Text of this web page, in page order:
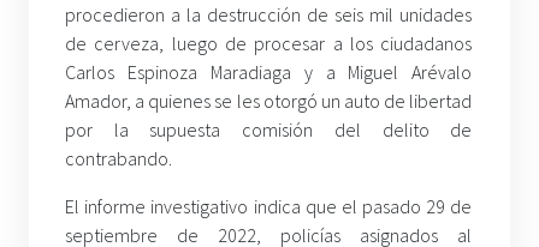
procedieron a la destrucción de seis mil unidades
de cerveza, luego de procesar a los ciudadanos
Carlos Espinoza Maradiaga y a Miguel Arévalo
Amador, a quienes se les otorgó un auto de libertad
por la supuesta comisión del delito de
contrabando.
El informe investigativo indica que el pasado 29 de
septiembre de 2022, policías asignados al